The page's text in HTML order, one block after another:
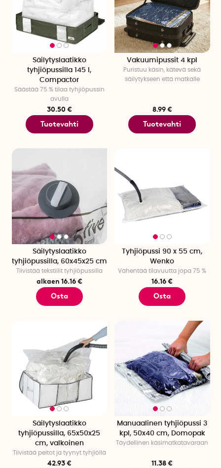
Säilytyslaatikko
tyhjiöpussilla 145 l,
Compactor
Säästää 75 % tilaa tyhjiöpussin
avulla
30.50 €
Tuotevahti
Vakuumipussit 4 kpl
Puristuu käsin, kätevä sekä
säilytykseen että matkalle
8.99 €
Tuotevahti
Säilytyslaatikko
tyhjiöpussilla, 60x45x25 cm
Tiivistää tekstiilit tyhjiöpussilla
alkaen 16.16 €
Osta
Tyhjiöpussi 90 x 55 cm,
Wenko
Vähentää tilavuutta jopa 75 %
16.16 €
Osta
Säilytyslaatikko
tyhjiöpussilla, 65x50x25
cm, valkoinen
Tiivistää peitot ja tyynyt tyhjiöllä
42.93 €
Manuaalinen tyhjiöpussi 3
kpl, 50x40 cm, Domopak
Täydellinen käsimatkatavaraan
11.38 €